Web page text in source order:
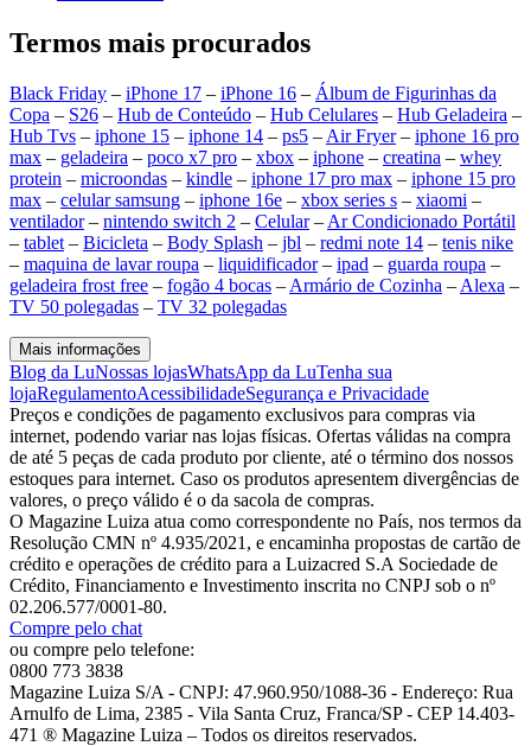
Termos mais procurados
Black Friday – iPhone 17 – iPhone 16 – Álbum de Figurinhas da
Copa – S26 – Hub de Conteúdo – Hub Celulares – Hub Geladeira –
Hub Tvs – iphone 15 – iphone 14 – ps5 – Air Fryer– iphone 16 pro
max – geladeira – poco x7 pro – xbox – iphone – creatina – whey
protein – microondas – kindle – iphone 17 pro max – iphone 15 pro
max – celular samsung – iphone 16e – xbox series s – xiaomi –
ventilador– nintendo switch 2 – Celular– Ar Condicionado Portátil
– tablet – Bicicleta – Body Splash – jbl – redmi note 14 – tenis nike
– maquina de lavar roupa – liquidificador– ipad – guarda roupa –
geladeira frost free – fogão 4 bocas – Armário de Cozinha – Alexa –
TV 50 polegadas – TV 32 polegadas
Mais informações
Blog da LuNossas lojasWhatsApp da LuTenha sua
lojaRegulamentoAcessibilidadeSegurança e Privacidade
Preços e condições de pagamento exclusivos para compras via
internet, podendo variar nas lojas físicas. Ofertas válidas na compra
de até 5 peças de cada produto por cliente, até o término dos nossos
estoques para internet. Caso os produtos apresentem divergências de
valores, o preço válido é o da sacola de compras.
O Magazine Luiza atua como correspondente no País, nos termos da
Resolução CMN nº 4.935/2021, e encaminha propostas de cartão de
crédito e operações de crédito para a Luizacred S.A Sociedade de
Crédito, Financiamento e Investimento inscrita no CNPJ sob o nº
02.206.577/0001-80.
Compre pelo chat
ou compre pelo telefone:
0800 773 3838
Magazine Luiza S/A - CNPJ: 47.960.950/1088-36 - Endereço: Rua
Arnulfo de Lima, 2385 - Vila Santa Cruz, Franca/SP - CEP 14.403-
471 ® Magazine Luiza – Todos os direitos reservados.